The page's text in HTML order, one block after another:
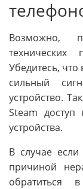
Возможно,
Убедитесь,
сильный
устройство.
Steam
устройства.
В случае
причиной
обратиться